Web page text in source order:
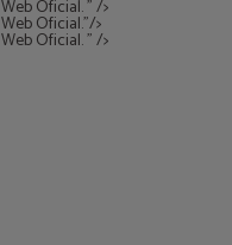
Oficial. " />
Oficial."/>
Oficial. " />